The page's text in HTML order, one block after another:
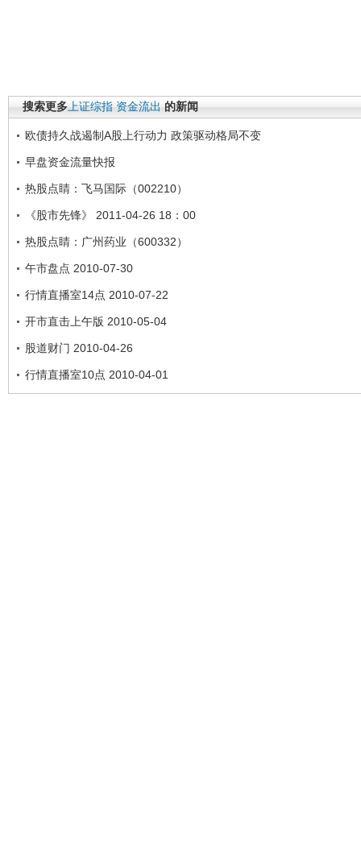
搜索更多上证综指 资金流出 的新闻
欧债持久战遏制A股上行动力 政策驱动格局不变
早盘资金流量快报
热股点睛：飞马国际（002210）
《股市先锋》 2011-04-26 18：00
热股点睛：广州药业（600332）
午市盘点 2010-07-30
行情直播室14点 2010-07-22
开市直击上午版 2010-05-04
股道财门 2010-04-26
行情直播室10点 2010-04-01